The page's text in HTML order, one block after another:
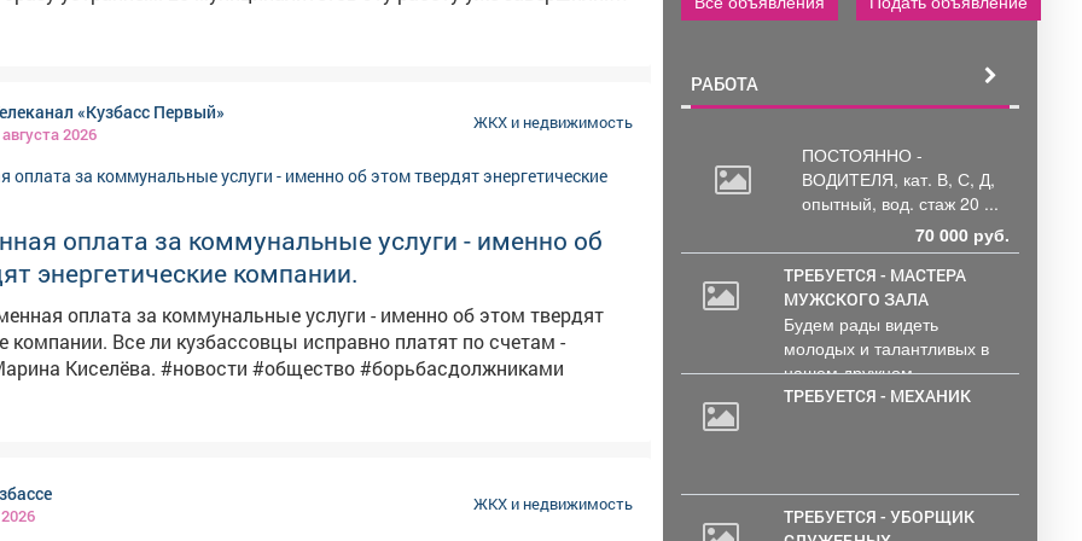
по длине канала 106,0 метров). Работает Междуреченский
Энерго".
муниципалитетов и коммунальным службам сохранить
Все работы должны быть завершены в срок, а проверки
«Кузбасс Первый»
2026
ЖКХ и недвижимость
оплата за коммунальные услуги - именно об
энергетические компании.
оплата за коммунальные услуги - именно об этом твердят
исправно платят по счетам -
разбиралась Марина Киселёва. #новости #общество #борьбасдолжниками
ЖКХ и недвижимость
РАБОТА
ПОСТОЯННО -
ВОДИТЕЛЯ, кат. В, С, Д,
опытный, вод. стаж 20 ...
70 000 руб.
ТРЕБУЕТСЯ - МАСТЕРА
МУЖСКОГО ЗАЛА
Будем рады видеть
молодых и талантливых в
нашем дружном...
ТРЕБУЕТСЯ - МЕХАНИК
ТРЕБУЕТСЯ - УБОРЩИК